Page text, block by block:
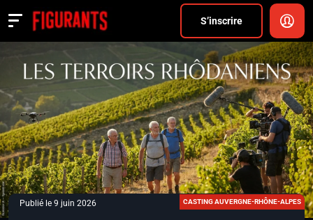
S’inscrire
Actualités
ANNONCER
FAQ
S’inscrire
CONNEXION
Publié le 9 juin 2026 CASTING AUVERGNE-RHÔNE-ALPES